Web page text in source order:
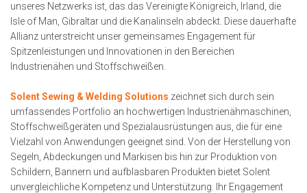
unseres Netzwerks ist, das das Vereinigte Königreich, Irland, die
Isle of Man, Gibraltar und die Kanalinseln abdeckt. Diese dauerhafte
Allianz unterstreicht unser gemeinsames Engagement für
Spitzenleistungen und Innovationen in den Bereichen
Industrienähen und Stoffschweißen.
Solent Sewing & Welding Solutions zeichnet sich durch sein
umfassendes Portfolio an hochwertigen Industrienähmaschinen,
Stoffschweißgeräten und Spezialausrüstungen aus, die für eine
Vielzahl von Anwendungen geeignet sind. Von der Herstellung von
Segeln, Abdeckungen und Markisen bis hin zur Produktion von
Schildern, Bannern und aufblasbaren Produkten bietet Solent
unvergleichliche Kompetenz und Unterstützung. Ihr Engagement